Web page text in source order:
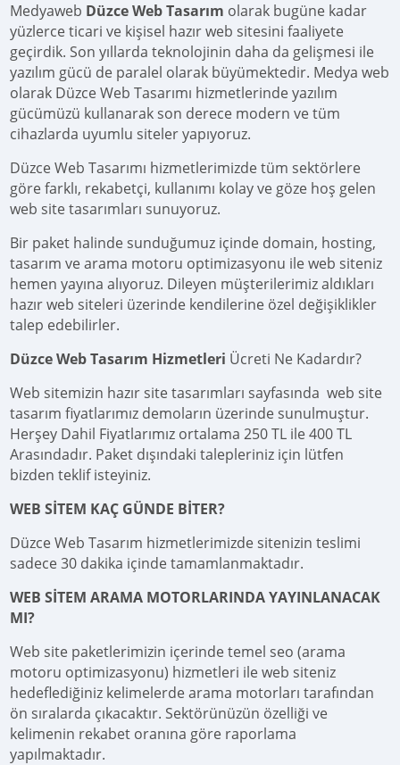
Medyaweb Düzce Web Tasarım olarak bugüne kadar
yüzlerce ticari ve kişisel hazır web sitesini faaliyete
geçirdik. Son yıllarda teknolojinin daha da gelişmesi ile
yazılım gücü de paralel olarak büyümektedir. Medya web
olarak Düzce Web Tasarımı hizmetlerinde yazılım
gücümüzü kullanarak son derece modern ve tüm
cihazlarda uyumlu siteler yapıyoruz.
Düzce Web Tasarımı hizmetlerimizde tüm sektörlere
göre farklı, rekabetçi, kullanımı kolay ve göze hoş gelen
web site tasarımları sunuyoruz.
Bir paket halinde sunduğumuz içinde domain, hosting,
tasarım ve arama motoru optimizasyonu ile web siteniz
hemen yayına alıyoruz. Dileyen müşterilerimiz aldıkları
hazır web siteleri üzerinde kendilerine özel değişiklikler
talep edebilirler.
Düzce Web Tasarım Hizmetleri Ücreti Ne Kadardır?
Web sitemizin hazır site tasarımları sayfasında web site
tasarım fiyatlarımız demoların üzerinde sunulmuştur.
Herşey Dahil Fiyatlarımız ortalama 250 TL ile 400 TL
Arasındadır. Paket dışındaki talepleriniz için lütfen
bizden teklif isteyiniz.
WEB SİTEM KAÇ GÜNDE BİTER?
Düzce Web Tasarım hizmetlerimizde sitenizin teslimi
sadece 30 dakika içinde tamamlanmaktadır.
WEB SİTEM ARAMA MOTORLARINDA YAYINLANACAK
MI?
Web site paketlerimizin içerinde temel seo (arama
motoru optimizasyonu) hizmetleri ile web siteniz
hedeflediğiniz kelimelerde arama motorları tarafından
ön sıralarda çıkacaktır. Sektörünüzün özelliği ve
kelimenin rekabet oranına göre raporlama
yapılmaktadır.